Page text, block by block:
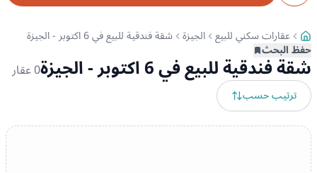
عقارات سكني للبيع الجيزة شقة فندقية للبيع في 6 اكتوبر - الجيزة
حفظ البحث
شقة فندقية للبيع في 6 اكتوبر - الجيزة 0عقار
ترتيب حسب